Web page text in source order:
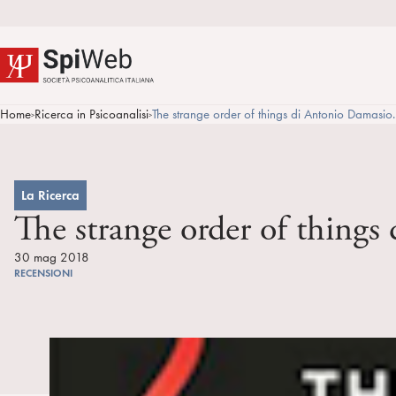
Home>Ricerca in Psicoanalisi>The strange order of things di Antonio
La Ricerca
The strange order of
30 mag 2018
RECENSIONI